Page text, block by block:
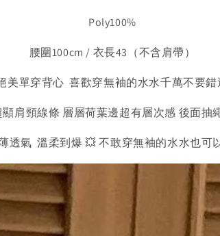
Poly100%
腰圍100cm / 衣長43（不含肩帶）
美單穿背心 喜歡穿無袖的水水千萬不要錯
肩頸線條 層層荷葉邊超有層次感 後面抽
透氣 溫柔到爆 💥 不敢穿無袖的水水也可